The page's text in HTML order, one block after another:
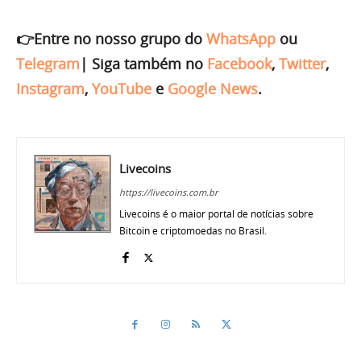
👉Entre no nosso grupo do WhatsApp ou
Telegram | Siga também no Facebook, Twitter,
Instagram, YouTube e Google News.
Livecoins
https://livecoins.com.br
Livecoins é o maior portal de notícias sobre
Bitcoin e criptomoedas no Brasil.